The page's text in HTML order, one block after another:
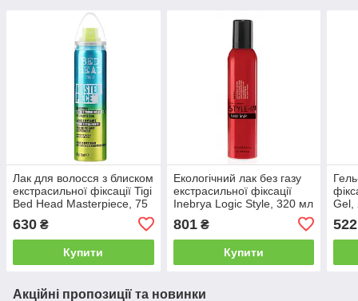
Лак для волосся з блиском
екстрасильної фіксації Tigi
Bed Head Masterpiece, 75
630 ₴
Купити
Екологічний лак без газу
екстрасильної фіксації
Inebrya Logic Style, 320 мл
801₴
Купити
Gel,
522
Акційні пропозиції та новинки